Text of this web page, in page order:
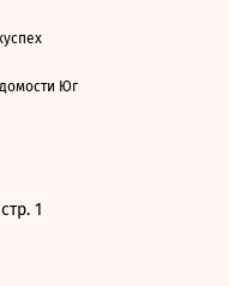
Юг
1